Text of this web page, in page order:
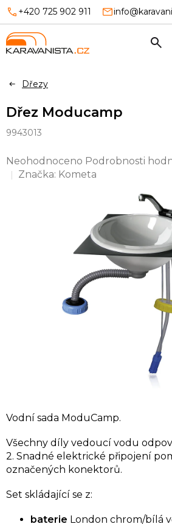
Přejít
obsah
+420 725 902 911
Dřezy
Dřez Moducamp
9943013
Průměrné
hodnocení
Neohodnoceno Podrobnosti
Značka: Kometa
Vodní sada ModuCamp.
Všechny díly vedoucí vodu
2. Snadné elektrické připojení
označených konektorů.
Set skládající se z:
baterie London chrom/bílá